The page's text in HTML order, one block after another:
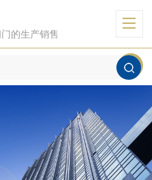
的生产销售